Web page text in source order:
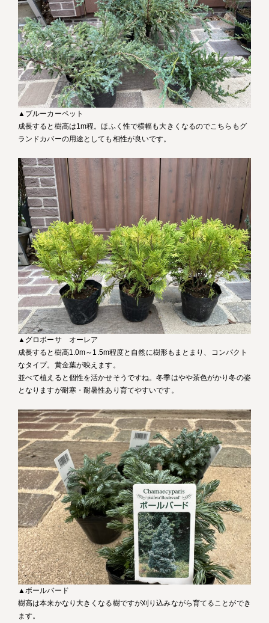
▲ブルーカーペット
成長すると樹高は1m程。ほふく性で横幅も大きくなるのでこちらもグ
ランドカバーの用途としても相性が良いです。
▲グロボーサ オーレア
成長すると樹高1.0m～1.5m程度と自然に樹形もまとまり、コンパクト
なタイプ。黄金葉が映えます。
並べて植えると個性を活かせそうですね。冬季はやや茶色がかり冬の姿
となりますが耐寒・耐暑性あり育てやすいです。
▲ボールバード
樹高は本来かなり大きくなる樹ですが刈り込みながら育てることができ
ます。